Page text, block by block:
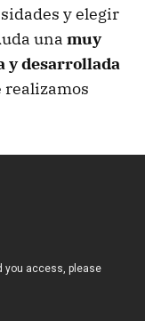
y elegir
una muy
y desarrollada
realizamos